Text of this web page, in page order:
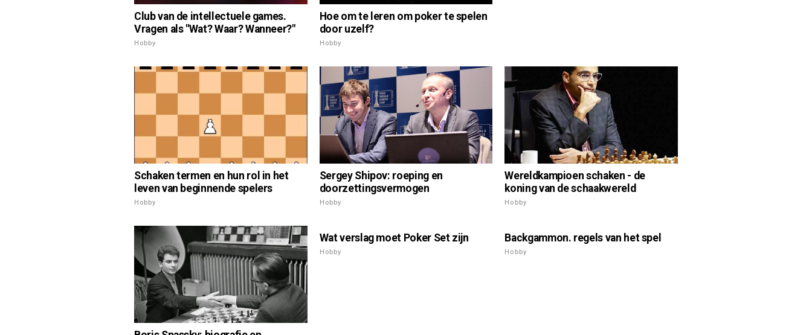
Club van de intellectuele games.
Vragen als "Wat? Waar? Wanneer?"
Hobby
Hoe om te leren om poker te spelen
door uzelf?
Hobby
Schaken termen en hun rol in het
leven van beginnende spelers
Hobby
Sergey Shipov: roeping en
doorzettingsvermogen
Hobby
Wereldkampioen schaken - de
koning van de schaakwereld
Hobby
Wat verslag moet Poker Set zijn
Hobby
Backgammon. regels van het spel
Hobby